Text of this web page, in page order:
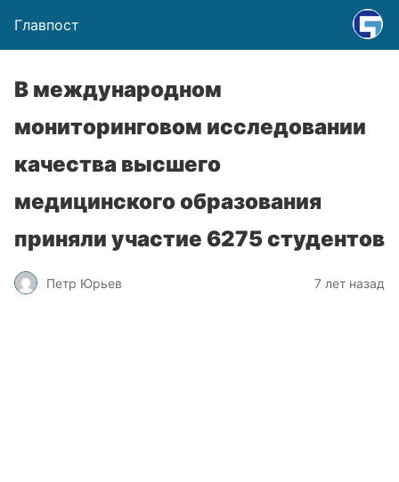
Главпост
В международном
мониторинговом исследовании
качества высшего
медицинского образования
приняли участие 6275 студентов
Петр Юрьев 7 лет назад